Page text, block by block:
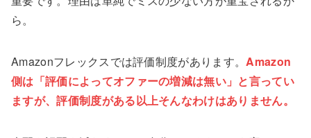
ら。
Amazonフレックスでは評価制度があります。Amazon
側は「評価によってオファーの増減は無い」と言ってい
ますが、評価制度がある以上そんなわけはありません。